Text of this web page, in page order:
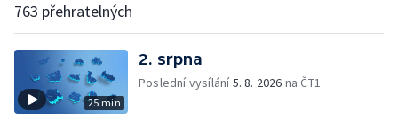
763 přehratelných
25 min
2. srpna
Poslední vysílání5. 8. 2026 na ČT1